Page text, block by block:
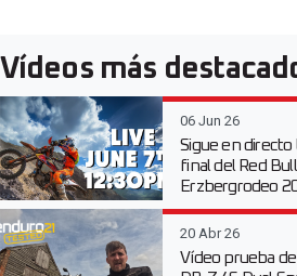
Vídeos más
06 Jun 26
Sigue en directo
final del Red Bull
Erzbergrodeo
20 Abr 26
Vídeo prueba